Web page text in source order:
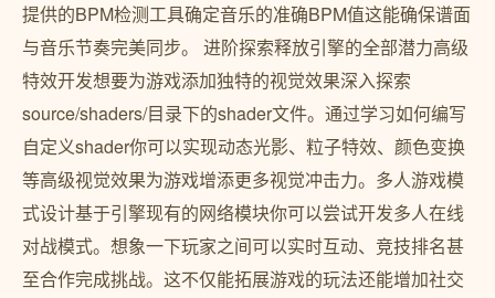
提供的BPM检测工具确定音乐的准确BPM值这能确保谱面
与音乐节奏完美同步。️ 进阶探索释放引擎的全部潜力高级
特效开发想要为游戏添加独特的视觉效果深入探索
source/shaders/目录下的shader文件。通过学习如何编写
自定义shader你可以实现动态光影、粒子特效、颜色变换
等高级视觉效果为游戏增添更多视觉冲击力。多人游戏模
式设计基于引擎现有的网络模块你可以尝试开发多人在线
对战模式。想象一下玩家之间可以实时互动、竞技排名甚
至合作完成挑战。这不仅能拓展游戏的玩法还能增加社交